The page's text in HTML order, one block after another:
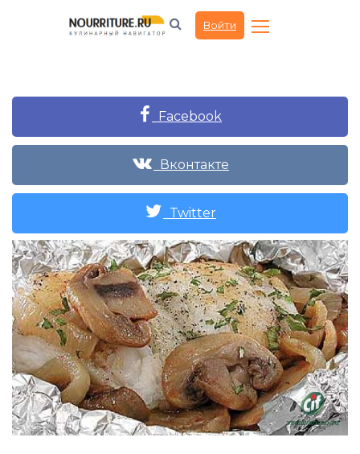
Войти
Facebook
Вконтакте
Twitter